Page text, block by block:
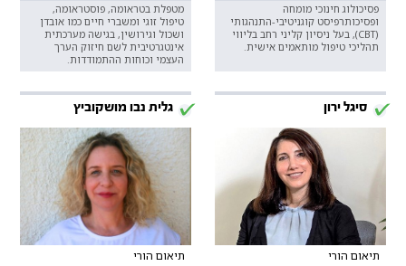
פסיכולוג חינוכי מומחה
ופסיכותרפיסט קוגניטיבי-התנהגותי
(CBT), בעל ניסיון קליני רחב בליווי
תהליכי טיפול מותאמים אישית.
מטפלת בטראומה, פוסטראומה,
טיפול זוגי ומשברי חיים כמו אובדן
ושכול וגירושין, בגישה מערכתית
אינטגרטיבית לשם חיזוק הערך
העצמי וכוחות ההתמודדות.
סיגל ירון
תיאום הורי
גלית נבו מושקוביץ
תיאום הורי